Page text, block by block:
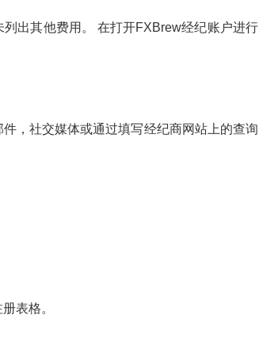
出其他费用。 在打开FXBrew经纪账户进行
，社交媒体或通过填写经纪商网站上的查询
表格。